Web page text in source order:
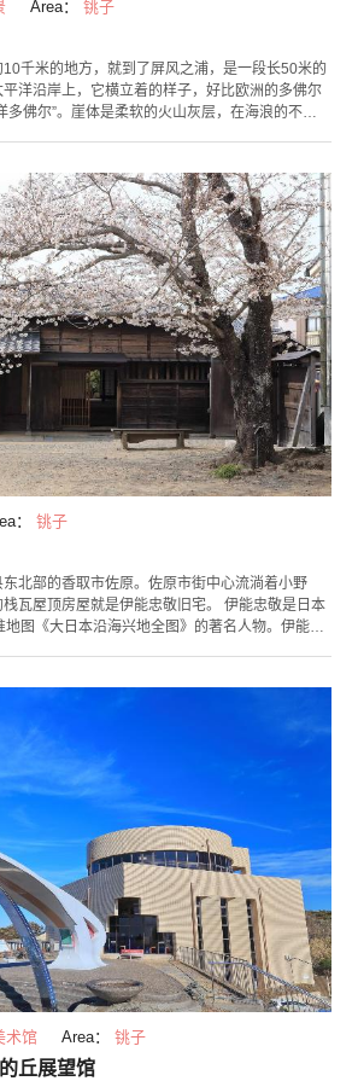
Area： 铫子
千米的地方，就到了屏风之浦，是一段长50米的
洋沿岸上，它横立着的样子，好比欧洲的多佛尔
多佛尔”。崖体是柔软的火山灰层，在海浪的不断
您可以就近观赏到屏风之浦的景色。夕阳时分，您
及夕阳落入到太平洋的壮观景色。
： 铫子
北部的香取市佐原。佐原市街中心流淌着小野
瓦屋顶房屋就是伊能忠敬旧宅。 伊能忠敬是日本
图《大日本沿海兴地全图》的著名人物。伊能忠
的。住宅内部可以免费参观，可以看到当时生活
购买地方酒，腌菜，萨摩芋零食等，作为礼物十分
就是“伊能忠敬纪念馆”。里面展示有伊能忠敬的人
以学习到江户和日本的历史和文化。
术馆 Area： 铫子
丘展望馆